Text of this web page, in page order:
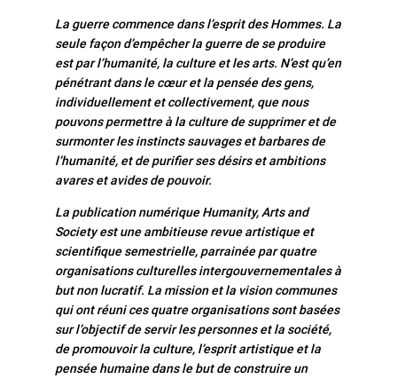
La guerre commence dans l’esprit des Hommes. La
seule façon d’empêcher la guerre de se produire
est par l’humanité, la culture et les arts. N’est qu’en
pénétrant dans le cœur et la pensée des gens,
individuellement et collectivement, que nous
pouvons permettre à la culture de supprimer et de
surmonter les instincts sauvages et barbares de
l’humanité, et de purifier ses désirs et ambitions
avares et avides de pouvoir.
La publication numérique Humanity, Arts and
Society est une ambitieuse revue artistique et
scientifique semestrielle, parrainée par quatre
organisations culturelles intergouvernementales à
but non lucratif. La mission et la vision communes
qui ont réuni ces quatre organisations sont basées
sur l’objectif de servir les personnes et la société,
de promouvoir la culture, l’esprit artistique et la
pensée humaine dans le but de construire un